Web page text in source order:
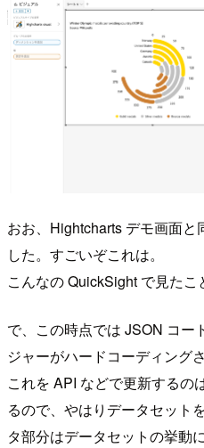
おお、Hightcharts デモ画面と
した。すごいぞこれは。
こんなの QuickSight で見たこ
で、この時点では JSON コー
ジャーがハードコーディング
これを API などで更新するの
るので、やはりデータセット
タ部分はデータセットの挙動